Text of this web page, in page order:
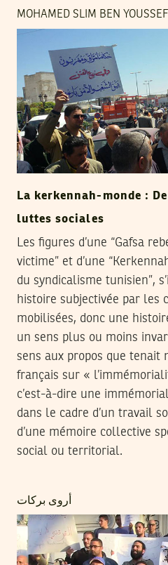
MOHAMED SLIM BEN YOUSSEF
La kerkennah­-monde :
luttes sociales
Les figures d’une “Gafsa
victime” et d’une
du syndicalisme tunisien”,
histoire subjectivée par les
mobilisées, donc une
un sens plus ou moins
sens aux propos que
français sur «
c’est­-à­-dire une
dans le cadre d’un travail
d’une mémoire collective
social ou territorial.
أروى بركات